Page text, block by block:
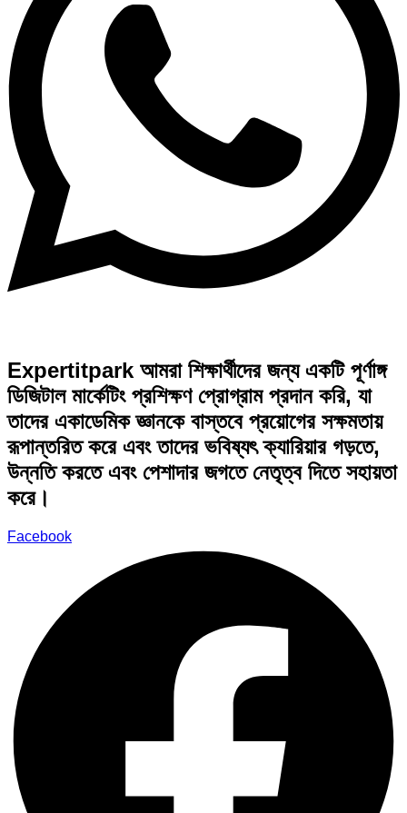
Expertitpark আমরা শিক্ষার্থীদের জন্য একটি পূর্ণাঙ্গ
ডিজিটাল মার্কেটিং প্রশিক্ষণ প্রোগ্রাম প্রদান করি, যা
তাদের একাডেমিক জ্ঞানকে বাস্তবে প্রয়োগের সক্ষমতায়
রূপান্তরিত করে এবং তাদের ভবিষ্যৎ ক্যারিয়ার গড়তে,
উন্নতি করতে এবং পেশাদার জগতে নেতৃত্ব দিতে সহায়তা
করে।
Facebook